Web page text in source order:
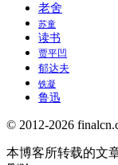
老舍
苏童
读书
贾平凹
郁达夫
铁凝
鲁迅
© 2012-2026
本博客所转载的文